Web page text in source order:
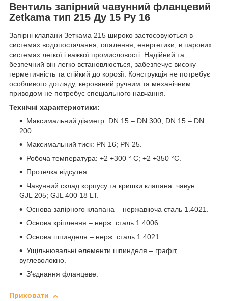
Вентиль запірний чавунний фланцевий
Zetkama тип 215 Ду 15 Ру 16
Запірні клапани Зеткама 215 широко застосовуються в
системах водопостачання, опалення, енергетики, в парових
системах легкої і важкої промисловості. Надійний та
безпечний він легко встановлюється, забезпечує високу
герметичність та стійкий до корозії. Конструкція не потребує
особливого догляду, керований ручним та механічним
приводом не потребує спеціального навчання.
Технічні характеристики:
Максимальний діаметр: DN 15 – DN 300; DN 15 – DN
200.
Максимальний тиск: PN 16; PN 25.
Робоча температура: +2 +300 ° C; +2 +350 °C.
Протечка відсутня.
Чавунний склад корпусу та кришки клапана: чавун
GJL 205; GJL 400 18 LT.
Основа запірного клапана – нержавіюча сталь 1.4021.
Основа кріплення – нерж. сталь 1.4006.
Основа шпинделя – нерж. сталь 1.4021.
Ущільнювальні елементи шпинделя – графіт,
вуглеволокно.
З'єднання фланцеве.
Приховати